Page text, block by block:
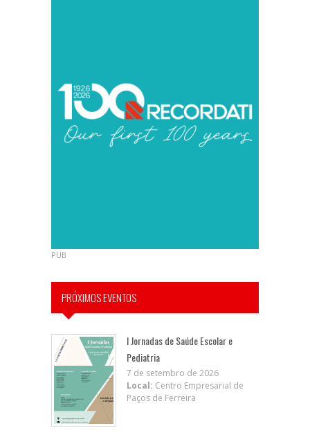
PUB
PRÓXIMOS EVENTOS
I Jornadas de Saúde Escolar e
Pediatria
7 de setembro de 2026
Local: Centro Empresarial de
Paços de Ferreira